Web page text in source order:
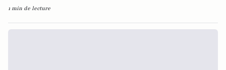
1 min de lecture